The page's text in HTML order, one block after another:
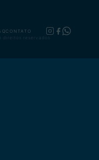
CONTATO
direitos reservados